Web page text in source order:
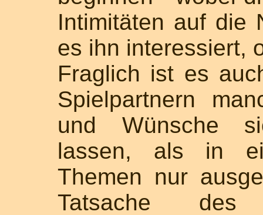
Intimitäten auf die
es ihn interessiert,
Fraglich ist es
Spielpartnern
und Wünsche
lassen, als in
Themen nur
Tatsache des